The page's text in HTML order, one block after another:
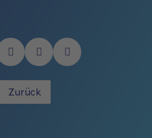
Zurück